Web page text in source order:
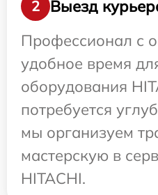
2
Выезд
Профессионал с
удобное время
оборудования
потребуется
мы организуем
мастерскую в
HITACHI.